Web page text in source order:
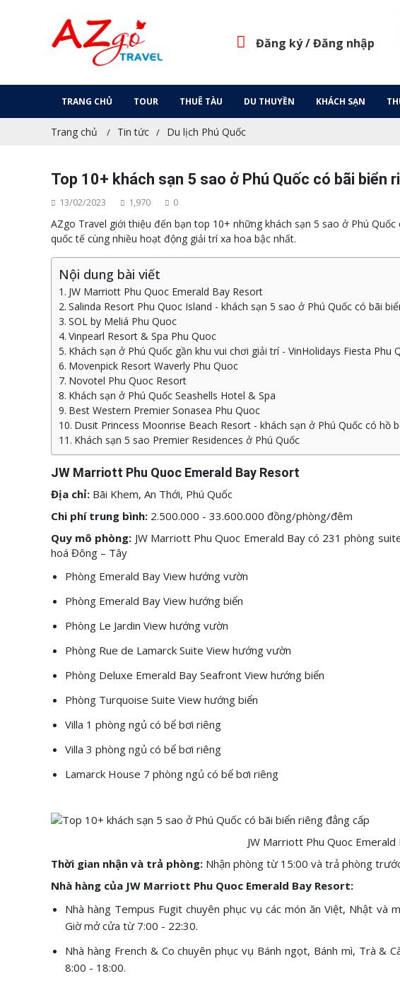
Đăng ký / Đăng nhập
TRANG CHỦ TOUR THUÊ TÀU DU THUYỀN KHÁCH SẠN
Trang chủ Tin tức Du lịch Phú Quốc
Top 10+ khách sạn 5 sao ở Phú Quốc có bãi biển
13/02/2023 1,970 0
AZgo Travel giới thiệu đến bạn top 10+ những khách sạn 5 sao ở Phú
quốc tế cùng nhiều hoạt động giải trí xa hoa bậc nhất.
Nội dung bài viết
JW Marriott Phu Quoc Emerald Bay Resort
Salinda Resort Phu Quoc Island - khách sạn 5 sao ở Phú Quốc có bãi
SOL by Meliá Phu Quoc
Vinpearl Resort & Spa Phu Quoc
Khách sạn ở Phú Quốc gần khu vui chơi giải trí - VinHolidays Fiesta Phu
Movenpick Resort Waverly Phu Quoc
Novotel Phu Quoc Resort
Khách sạn ở Phú Quốc Seashells Hotel & Spa
Best Western Premier Sonasea Phu Quoc
Dusit Princess Moonrise Beach Resort - khách sạn ở Phú Quốc có hồ
Khách sạn 5 sao Premier Residences ở Phú Quốc
JW Marriott Phu Quoc Emerald Bay Resort
Địa chỉ: Bãi Khem, An Thới, Phú Quốc
Chi phí trung bình: 2.500.000 - 33.600.000 đồng/phòng/đêm
Quy mô phòng: JW Marriott Phu Quoc Emerald Bay có 231 phòng
hoá Đông – Tây
Phòng Emerald Bay View hướng vườn
Phòng Emerald Bay View hướng biển
Phòng Le Jardin View hướng vườn
Phòng Rue de Lamarck Suite View hướng vườn
Phòng Deluxe Emerald Bay Seafront View hướng biển
Phòng Turquoise Suite View hướng biển
Villa 1 phòng ngủ có bể bơi riêng
Villa 3 phòng ngủ có bể bơi riêng
Lamarck House 7 phòng ngủ có bể bơi riêng
JW Marriott Phu Quoc Emerald
Thời gian nhận và trả phòng: Nhận phòng từ 15:00 và trả phòng
Nhà hàng của JW Marriott Phu Quoc Emerald Bay Resort:
Nhà hàng Tempus Fugit chuyên phục vụ các món ăn Việt, Nhật và
Giờ mở cửa từ 7:00 - 22:30.
Nhà hàng French & Co chuyên phục vụ Bánh ngọt, Bánh mì, Trà &
8:00 - 18:00.